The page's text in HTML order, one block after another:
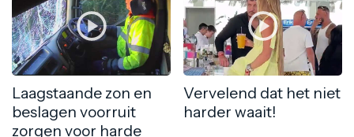
Laagstaande zon en
beslagen voorruit
zorgen voor harde
Vervelend dat het niet
harder waait!